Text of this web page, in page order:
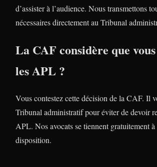
d’assister à l’audience. Nous transmettons
nécessaires directement au Tribunal
La CAF considère que
les APL ?
Vous contestez cette décision de la CAF. Il
Tribunal administratif pour éviter de devoir
APL. Nos avocats se tiennent gratuitement à
disposition.